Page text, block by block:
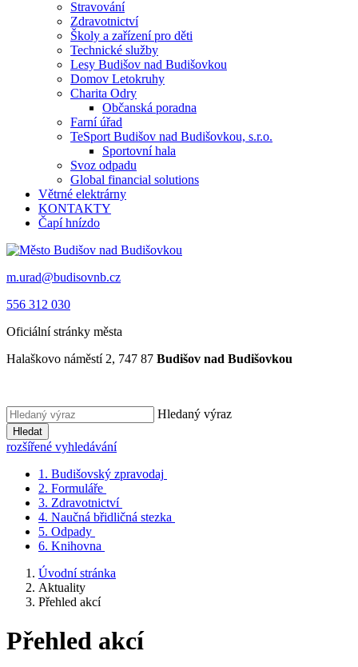
Stravování
Zdravotnictví
Školy a zařízení pro děti
Technické služby
Lesy Budišov nad Budišovkou
Domov Letokruhy
Charita Odry
Občanská poradna
Farní úřad
TeSport Budišov nad Budišovkou, s.r.o.
Sportovní hala
Svoz odpadu
Global financial solutions
Větrné elektrárny
KONTAKTY
Čapí hnízdo
m.urad@budisovnb.cz
556 312 030
Oficiální stránky města
Halaškovo náměstí 2, 747 87 Budišov nad Budišovkou
Hledaný výraz
Hledat
rozšířené vyhledávání
1. Budišovský zpravodaj
2. Formuláře
3. Zdravotnictví
4. Naučná břidličná stezka
5. Odpady
6. Knihovna
Úvodní stránka
Aktuality
Přehled akcí
Přehled akcí